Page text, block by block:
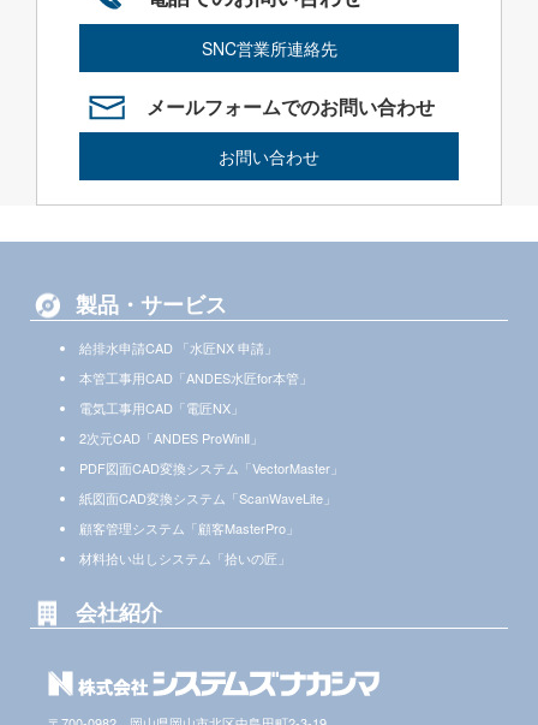
SNC営業所連絡先
メールフォームでのお問い合わせ
お問い合わせ
製品・サービス
給排水申請CAD 「水匠NX 申請」
本管工事用CAD「ANDES水匠for本管」
電気工事用CAD「電匠NX」
2次元CAD「ANDES ProWinⅡ」
PDF図面CAD変換システム「VectorMaster」
紙図面CAD変換システム「ScanWaveLite」
顧客管理システム「顧客MasterPro」
材料拾い出しシステム「拾いの匠」
会社紹介